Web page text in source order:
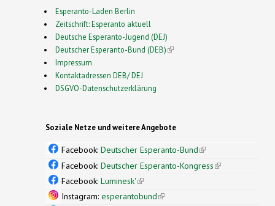
Esperanto-Laden Berlin
Zeitschrift: Esperanto aktuell
Deutsche Esperanto-Jugend (DEJ)
Deutscher Esperanto-Bund (DEB)(link is external)
Impressum
Kontaktadressen DEB/ DEJ
DSGVO-Datenschutzerklärung
Soziale Netze und weitere Angebote
Facebook: Deutscher Esperanto-Bund(link is
external)
Facebook: Deutscher Esperanto-Kongress(link is
Facebook: Luminesk'(link is external)
Instagram: esperantobund(link is external)